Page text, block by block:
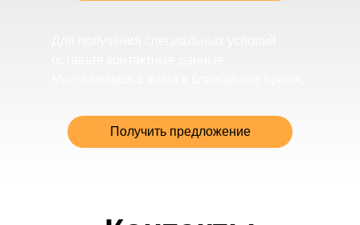
Получить предложение